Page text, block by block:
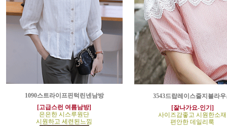
1090스트라이프핀턱린넨남방
[고급스런 여름남방]
은은한 시스루원단
시원하고 세련된느낌
3543드랍레이스줄지블라우
[잘나가요-인기]
사이즈감좋고 시원한소재
편안한 데일리룩